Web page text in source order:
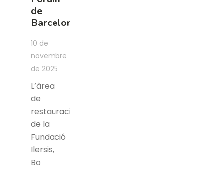
de
Barcelona
10 de
novembre
de 2025
L’àrea
de
restauració
de la
Fundació
Ilersis,
Bo